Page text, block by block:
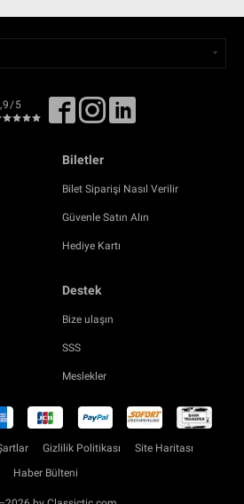
5
Biletler
Bilet Siparişi Nasıl Verilir
Güvenle Satın Alın
Hediye Kartı
Destek
Bize ulaşın
SSS
Meslekler
Gizlilik Politikası
Site Haritası
Haber Bülteni